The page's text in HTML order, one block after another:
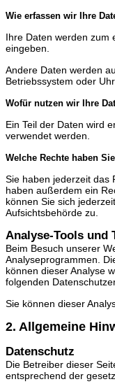
Wie erfassen wir Ihre
Ihre Daten werden zum
eingeben.
Andere Daten werden
Betriebssystem oder
Wofür nutzen wir Ihre
Ein Teil der Daten wird
verwendet werden.
Welche Rechte haben
Sie haben jederzeit das
haben außerdem ein
können Sie sich
Aufsichtsbehörde zu.
Analyse-Tools und
Beim Besuch unserer
Analyseprogrammen.
können dieser Analyse
folgenden
Sie können dieser
2. Allgemeine
Datenschutz
Die Betreiber dieser
entsprechend der